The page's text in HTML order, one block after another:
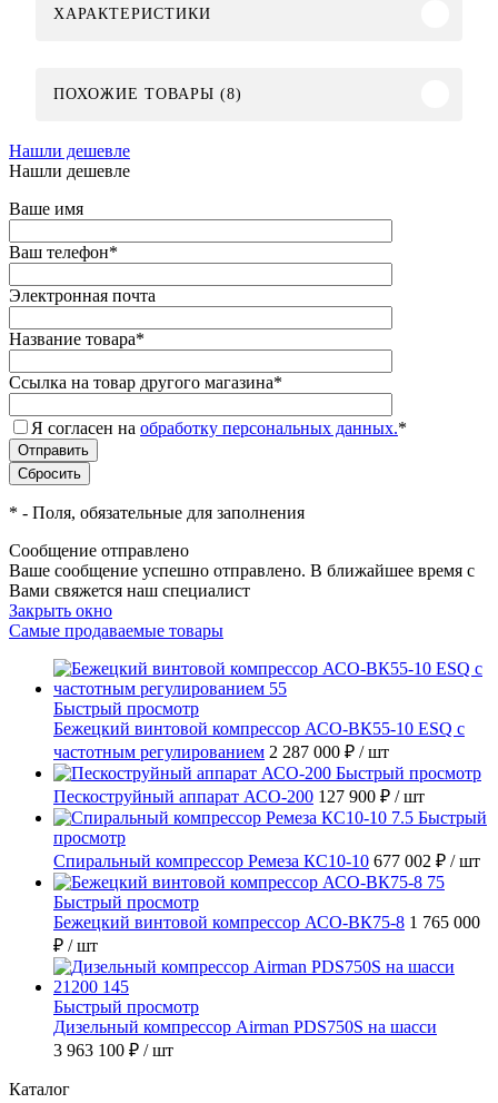
ХАРАКТЕРИСТИКИ
ПОХОЖИЕ ТОВАРЫ (8)
Нашли дешевле
Нашли дешевле
Ваше имя
Ваш телефон*
Электронная почта
Название товара*
Ссылка на товар другого магазина*
Я согласен на обработку персональных данных.*
* - Поля, обязательные для заполнения
Сообщение отправлено
Ваше сообщение успешно отправлено. В ближайшее время с
Вами свяжется наш специалист
Закрыть окно
Самые продаваемые товары
Быстрый просмотр
Бежецкий винтовой компрессор АСО-ВК55-10 ESQ с
частотным регулированием 2 287 000 ₽ / шт
Быстрый просмотр
Пескоструйный аппарат АСО-200 127 900 ₽ / шт
Быстрый
просмотр
Спиральный компрессор Ремеза КС10-10 677 002 ₽ / шт
Быстрый просмотр
Бежецкий винтовой компрессор АСО-ВК75-8 1 765 000
₽ / шт
Быстрый просмотр
Дизельный компрессор Airman PDS750S на шасси
3 963 100 ₽ / шт
Каталог